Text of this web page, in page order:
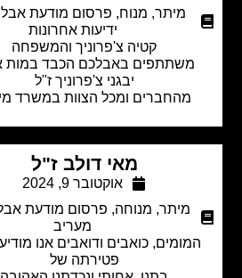
מיתר
מנוח,פרסום מודעת אבל בעיתון
ידיעות אחרונות
קטיה צ'פרוניך והמשפחה
משתתפים באבלכם הכבד במות אביך
יבגני צ'פרוניך ז"ל
מהחברים ומכל הצוות במשרד מיתר.
מאי דולב ז"ל
אוקטובר 9, 2024
מיתר, מנוחה, פרסום מודעת אבל בעיתון
כואבים ודואבים אנו מודיעים על
פטירתה של